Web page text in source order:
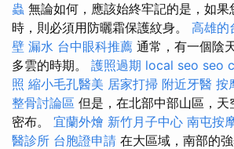
蟲 無論如何，應該始終牢記的是，如
時，則必須用防曬霜保護紋身。 高雄的
壁 漏水 台中眼科推薦 通常，有一個陰
多雲的時期。 護照過期 local seo seo
照 縮小毛孔醫美 居家打掃 附近牙醫 按
整骨討論區 但是，在北部中部山區，天
密布。 宜蘭外燴 新竹月子中心 南屯按
醫診所 台胞證申請 在大區域，南部的